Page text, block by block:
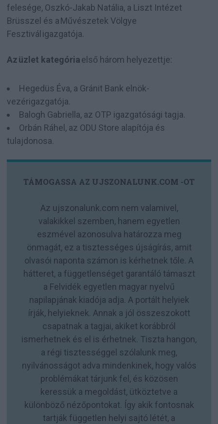
felesége, Oszkó-Jakab Natália, a Liszt Intézet
Brüsszel és a Művészetek Völgye
Fesztivál igazgatója.
Az üzlet kategóriaelső három helyezettje:
Hegedüs Éva, a Gránit Bank elnök-
vezérigazgatója.
Balogh Gabriella, az OTP igazgatósági tagja.
Orbán Ráhel, az ODU Store alapítója és
tulajdonosa.
TÁMOGASSA AZ UJSZONALUNK.COM -OT
Az ujszonalunk.com nem valamivel,
valakikkel szemben, hanem egyetlen
eszmével azonosulva határozza meg
önmagát, ez a tisztességes újságírás, amit
olvasói naponta számon is kérhetnek tőle. A
hátteret, a függetlenséget garantáló támaszt
a Felvidék egyetlen magyar nyelvű
napilapjának kiadója adja. A portált helyiek
írják, helyieknek. Annak a jól összeszokott
csapatnak a tagjai, akiket korábbról
ismerhetnek és el is érhetnek. Tiszta hangon,
a régi tisztességgel szólalunk meg,
nyilvánosságot adva mindenkinek, hogy valós
problémákat tárjunk fel, és közösen
keressük a megoldást, ütköztetve a
különböző nézőpontokat. Így akik fontosnak
tartják független helyi sajtó létét, a